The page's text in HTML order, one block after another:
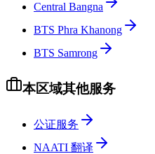
Central Bangna
BTS Phra Khanong
BTS Samrong
本区域其他服务
公证服务
NAATI 翻译